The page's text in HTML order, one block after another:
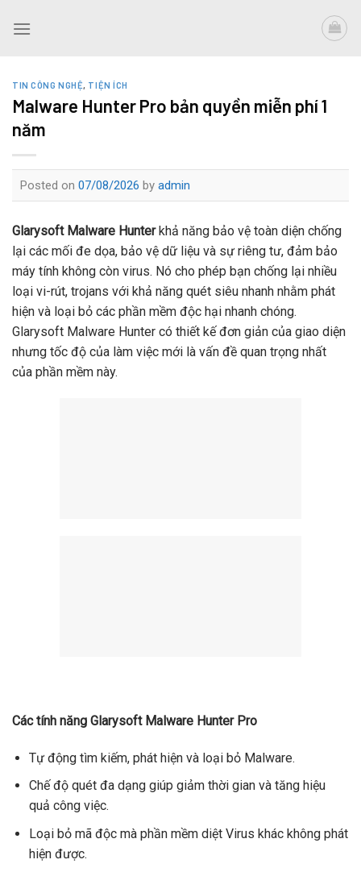
TIN CÔNG NGHỆ, TIỆN ÍCH
Malware Hunter Pro bản quyền miễn phí 1
năm
Posted on 07/08/2026 by admin
Glarysoft Malware Hunterkhả năng bảo vệ toàn diện chống
lại các mối đe dọa, bảo vệ dữ liệu và sự riêng tư, đảm bảo
máy tính không còn virus. Nó cho phép bạn chống lại nhiều
loại vi-rút, trojans với khả năng quét siêu nhanh nhằm phát
hiện và loại bỏ các phần mềm độc hại nhanh chóng.
Glarysoft Malware Hunter có thiết kế đơn giản của giao diện
nhưng tốc độ của làm việc mới là vấn đề quan trọng nhất
của phần mềm này.
Các tính năng Glarysoft Malware Hunter Pro
Tự động tìm kiếm, phát hiện và loại bỏ Malware.
Chế độ quét đa dạng giúp giảm thời gian và tăng hiệu
quả công việc.
Loại bỏ mã độc mà phần mềm diệt Virus khác không phát
hiện được.